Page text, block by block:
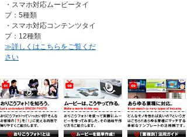
・スマホ対応ムービータイ
プ：5種類
・スマホ対応コンテンツタイ
プ：12種類
≫詳しくはこちらをご覧くだ
さい